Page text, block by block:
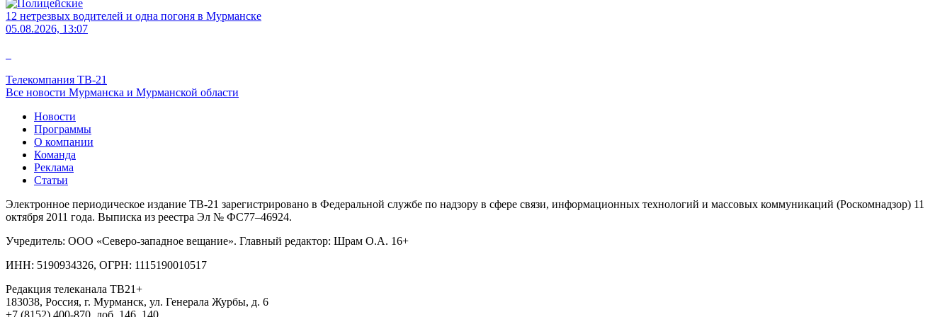
12 нетрезвых водителей и одна погоня в Мурманске
05.08.2026, 13:07
Телекомпания ТВ-21
Все новости Мурманска и Мурманской области
Новости
Программы
О компании
Команда
Реклама
Статьи
Электронное периодическое издание ТВ-21 зарегистрировано в Федеральной службе по надзору в сфере связи, информационных технологий и массовых коммуникаций (Роскомнадзор) 11
октября 2011 года. Выписка из реестра Эл № ФС77–46924.
Учредитель: ООО «Северо-западное вещание». Главный редактор: Шрам О.А. 16+
ИНН: 5190934326, ОГРН: 1115190010517
Редакция телеканала ТВ21+
183038, Россия, г. Мурманск, ул. Генерала Журбы, д. 6
+7 (8152) 400-870, доб. 146, 140